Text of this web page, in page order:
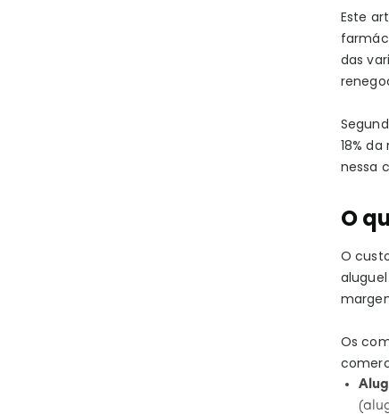
Este
das
18%
nessa
O
O
Os